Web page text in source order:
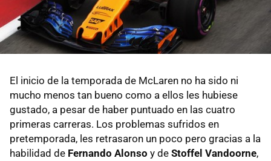
El inicio de la temporada de McLaren no ha sido ni
mucho menos tan bueno como a ellos les hubiese
gustado, a pesar de haber puntuado en las cuatro
primeras carreras. Los problemas sufridos en
pretemporada, les retrasaron un poco pero gracias a la
habilidad de Fernando Alonso y de Stoffel Vandoorne,